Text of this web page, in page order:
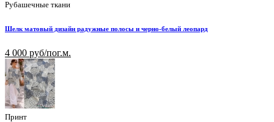
Рубашечные ткани
Шелк матовый дизайн радужные полосы и черно-белый леопард
4 000 руб/пог.м.
Принт